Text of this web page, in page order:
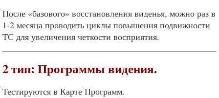
После «базового» восстановления виденья, можно раз в
1-2 месяца проводить циклы повышения подвижности
ТС для увеличения четкости восприятия.
2 тип: Программы видения.
Тестируются в Карте Программ.